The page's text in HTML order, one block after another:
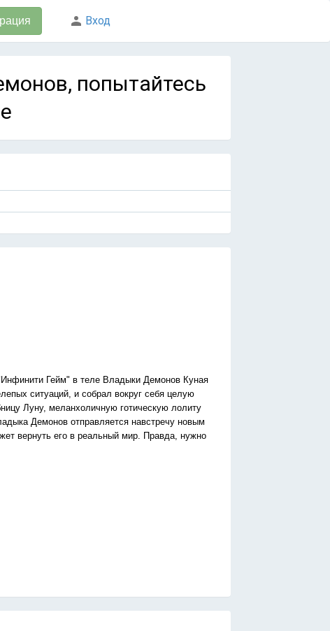
Вход
попытайтесь
Гейм" в теле Владыки Демонов Куная
ситуаций, и собрал вокруг себя целую
Луну, меланхоличную готическую лолиту
Демонов отправляется навстречу новым
вернуть его в реальный мир. Правда, нужно